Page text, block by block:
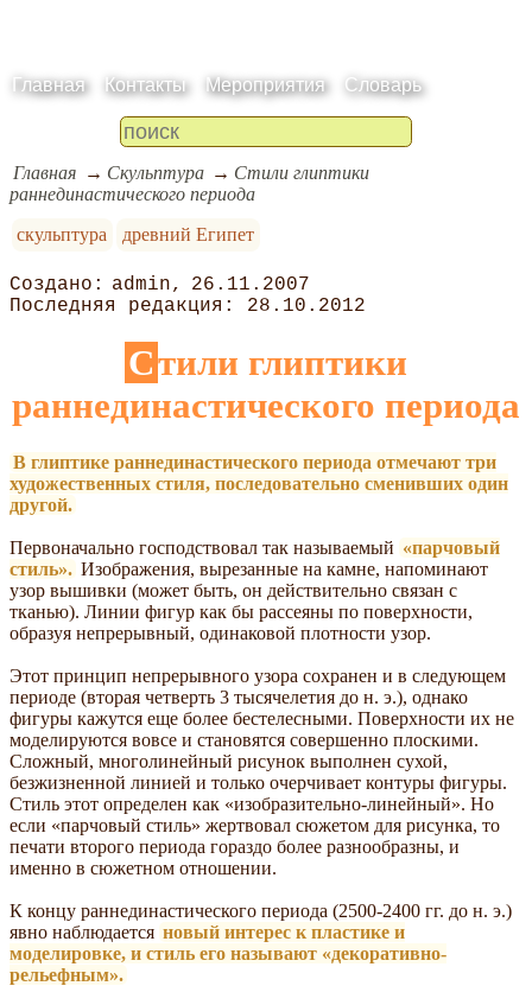
Главная Контакты Мероприятия Словарь
Главная Скульптура
Стили глиптики
раннединастического периода
скульптура
древний Египет
admin
26.11.2007
28.10.2012
Стили глиптики
раннединастического периода
В глиптике раннединастического периода отмечают три
художественных стиля, последовательно сменивших один
другой.
Первоначально господствовал так называемый «парчовый
стиль». Изображения, вырезанные на камне, напоминают
узор вышивки (может быть, он действительно связан с
тканью). Линии фигур как бы рассеяны по поверхности,
образуя непрерывный, одинаковой плотности узор.
Этот принцип непрерывного узора сохранен и в следующем
периоде (вторая четверть 3 тысячелетия до н. э.), однако
фигуры кажутся еще более бестелесными. Поверхности их не
моделируются вовсе и становятся совершенно плоскими.
Сложный, многолинейный рисунок выполнен сухой,
безжизненной линией и только очерчивает контуры фигуры.
Стиль этот определен как «изобразительно-линейный». Но
если «парчовый стиль» жертвовал сюжетом для рисунка, то
печати второго периода гораздо более разнообразны, и
именно в сюжетном отношении.
К концу раннединастического периода (2500-2400 гг. до н. э.)
явно наблюдается новый интерес к пластике и
моделировке, и стиль его называют «декоративно-
рельефным».